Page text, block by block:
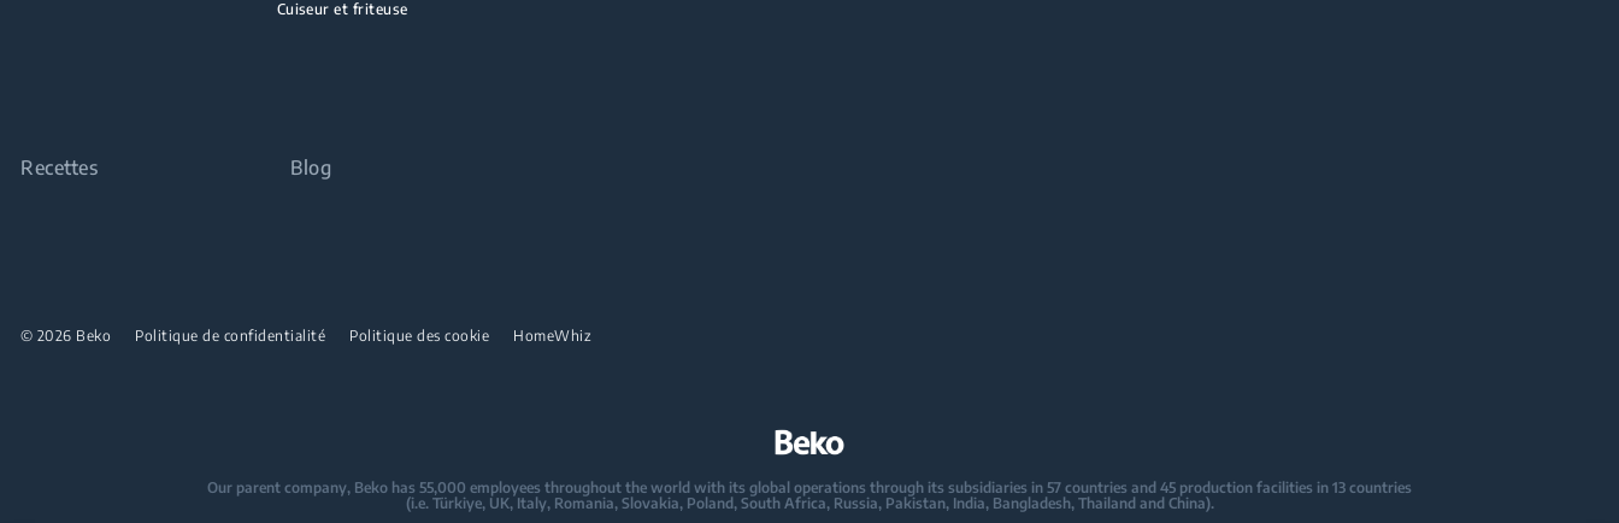
Cuiseur et friteuse
Recettes Blog
© 2026 Beko Politique de confidentialité Politique des cookie HomeWhiz
Our parent company, Beko has 55,000 employees throughout the world with its global operations through its subsidiaries in 57 countries and 45 production facilities in 13 countries
(i.e. Türkiye, UK, Italy, Romania, Slovakia, Poland, South Africa, Russia, Pakistan, India, Bangladesh, Thailand and China).